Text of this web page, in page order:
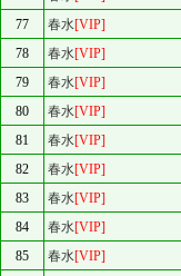
77
春水[VIP]
78
春水[VIP]
79
春水[VIP]
80
春水[VIP]
81
春水[VIP]
82
春水[VIP]
83
春水[VIP]
84
春水[VIP]
85
春水[VIP]